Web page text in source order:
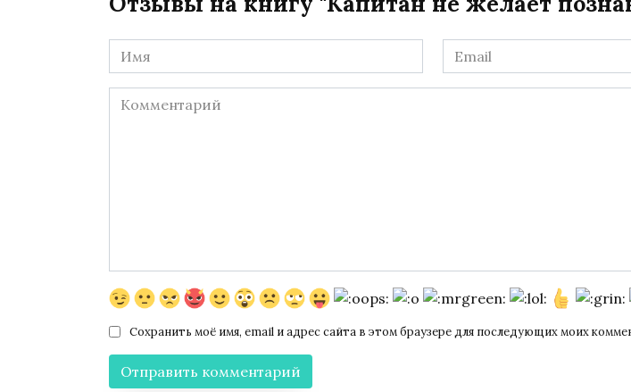
Имя
*
Email
*
Комментарий
Сохранить моё имя, email и адрес сайта в этом браузере для последующих моих